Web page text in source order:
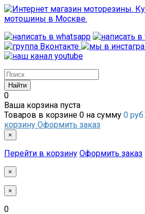
0
Ваша корзина пуста
Товаров в корзине 0 на сумму 0 руб.
корзину Оформить заказ
×
Перейти в корзину Оформить заказ
×
×
0